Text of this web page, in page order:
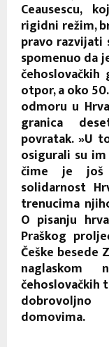
Ceausescu,
rigidni režim,
pravo razvijati
spomenuo da
otpor, a oko
odmoru u
granica
povratak. »U
osigurali su
čime je još
solidarnost
trenucima
O pisanju
Praškog
Češke besede
naglaskom
čehoslovačkih
domovima.